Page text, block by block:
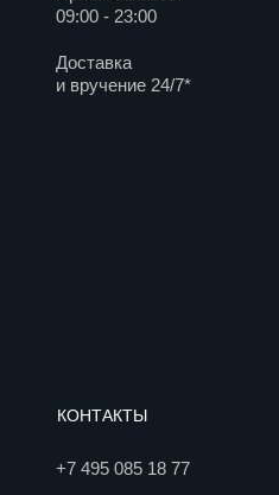
+7 495 085 18 77
info@agentflowers.ru
КОНТАКТЫ